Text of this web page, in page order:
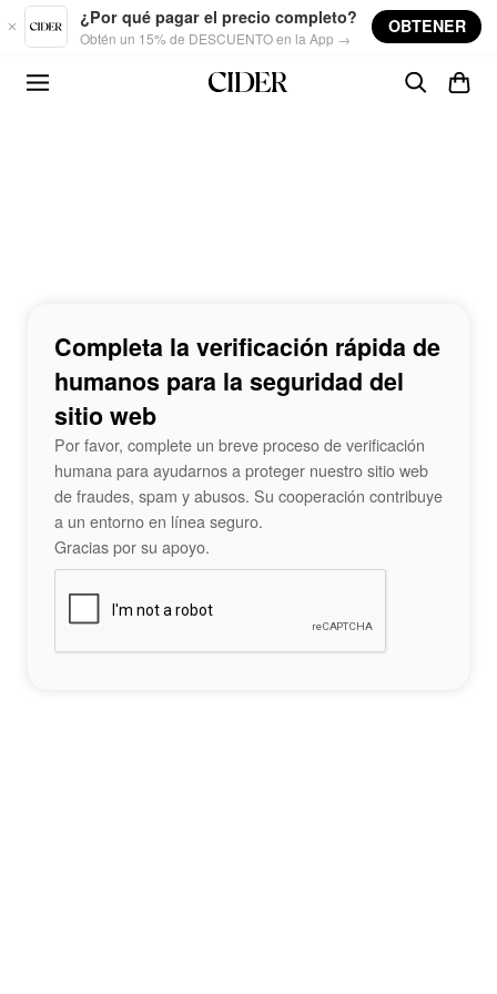
Skip to main content
¿Por qué pagar el precio completo?
Obtén un 15% de DESCUENTO en la App →
OBTENER
Completa la verificación rápida de
humanos para la seguridad del
sitio web
Por favor, complete un breve proceso de verificación
humana para ayudarnos a proteger nuestro sitio web
de fraudes, spam y abusos. Su cooperación contribuye
a un entorno en línea seguro.
Gracias por su apoyo.